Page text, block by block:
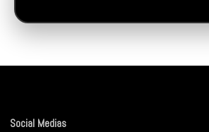
Social Medias